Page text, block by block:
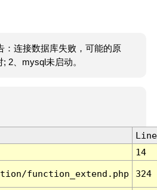
：连接数据库失败，可能的原
2、mysql未启动。
Line
14
function_extend.php 324